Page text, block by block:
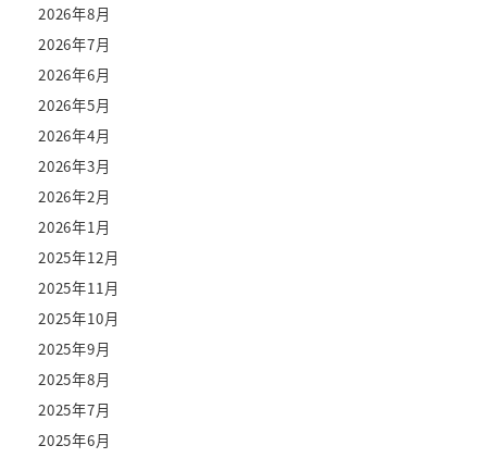
2026年8月
2026年7月
2026年6月
2026年5月
2026年4月
2026年3月
2026年2月
2026年1月
2025年12月
2025年11月
2025年10月
2025年9月
2025年8月
2025年7月
2025年6月